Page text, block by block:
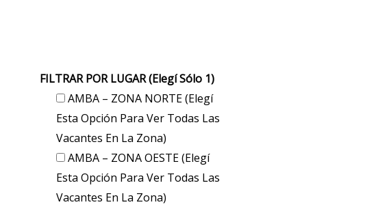
FILTRAR POR LUGAR (elegí Sólo 1)
AMBA – ZONA NORTE (elegí
Esta Opción Para Ver Todas Las
Vacantes En La Zona)
AMBA – ZONA OESTE (elegí
Esta Opción Para Ver Todas Las
Vacantes En La Zona)